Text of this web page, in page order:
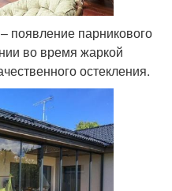
появление парникового
во время жаркой
остекления.